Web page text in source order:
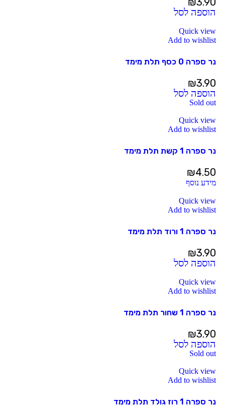
הוספה לסל
Quick view
Add to wishlist
נר ספרה 0 כסף תלת מימד
₪3.90
הוספה לסל
Sold out
Quick view
Add to wishlist
נר ספרה 1 קשת תלת מימד
₪4.50
מידע נוסף
Quick view
Add to wishlist
נר ספרה 1 ורוד תלת מימד
₪3.90
הוספה לסל
Quick view
Add to wishlist
נר ספרה 1 שחור תלת מימד
₪3.90
הוספה לסל
Sold out
Quick view
Add to wishlist
נר ספרה 1 רוז גולד תלת מימד